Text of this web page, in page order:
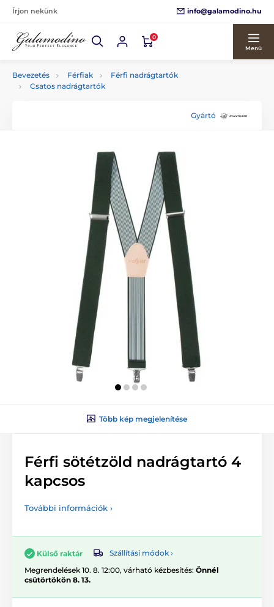
Írjon nekünk info@galamodino.hu
0
Menü
Bevezetés Férfiak
Férfi nadrágtartók
Csatos nadrágtartók
Gyártó
Több kép megjelenítése
Férfi sötétzöld nadrágtartó 4
kapcsos
További információk ›
Külső raktár
Szállítási módok ›
Megrendelések 10. 8. 12:00, várható kézbesítés: Önnél
csütörtökön 8. 13.